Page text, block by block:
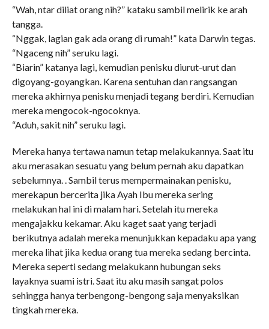
“Wah, ntar diliat orang nih?” kataku sambil melirik ke arah
tangga.
“Nggak, lagian gak ada orang di rumah!” kata Darwin tegas.
“Ngaceng nih” seruku lagi.
“Biarin” katanya lagi, kemudian penisku diurut-urut dan
digoyang-goyangkan. Karena sentuhan dan rangsangan
mereka akhirnya penisku menjadi tegang berdiri. Kemudian
mereka mengocok-ngocoknya.
“Aduh, sakit nih” seruku lagi.
Mereka hanya tertawa namun tetap melakukannya. Saat itu
aku merasakan sesuatu yang belum pernah aku dapatkan
sebelumnya. . Sambil terus mempermainakan penisku,
merekapun bercerita jika Ayah Ibu mereka sering
melakukan hal ini di malam hari. Setelah itu mereka
mengajakku kekamar. Aku kaget saat yang terjadi
berikutnya adalah mereka menunjukkan kepadaku apa yang
mereka lihat jika kedua orang tua mereka sedang bercinta.
Mereka seperti sedang melakukann hubungan seks
layaknya suami istri. Saat itu aku masih sangat polos
sehingga hanya terbengong-bengong saja menyaksikan
tingkah mereka.